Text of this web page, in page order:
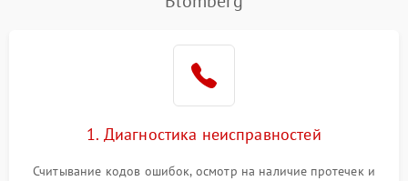
1700 ₽
циркуляционным насосом
2100 ₽ Подробнее →
1. Диагностика неисправностей
Считывание кодов ошибок, осмотр на наличие протечек и